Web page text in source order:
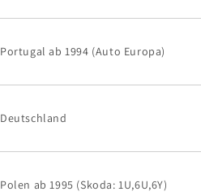
Portugal ab 1994 (Auto Europa)
Deutschland
Polen ab 1995 (Skoda: 1U,6U,6Y)